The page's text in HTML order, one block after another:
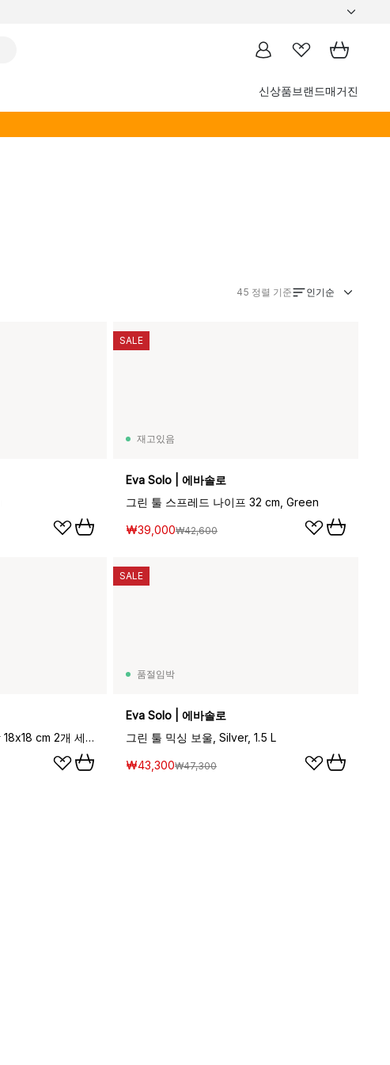
신상품브랜드매거진
45 정렬 기준 인기순
재고있음
Eva Solo | 에바솔로
그린 툴 스프레드 나이프 32 cm, Green
₩39,000₩42,600
SALE
그린 툴 팟 홀더 후크 포함 18x18 cm 2개 세트, Green
품절임박
Eva Solo | 에바솔로
그린 툴 믹싱 보울, Silver, 1.5 L
₩43,300₩47,300
SALE